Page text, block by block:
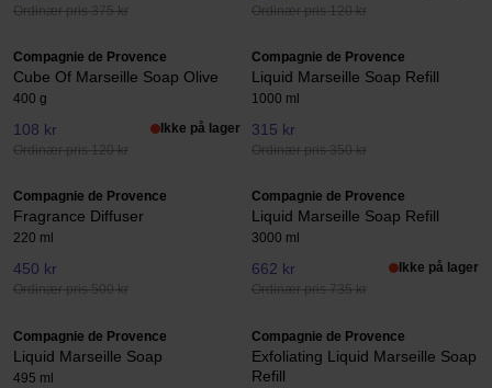
Ordinær pris 375 kr Ordinær pris 120 kr
Compagnie de Provence
Cube Of Marseille Soap Olive
400 g
108 kr
Ordinær pris 120 kr
Ikke på lager
Compagnie de Provence
Liquid Marseille Soap Refill
1000 ml
315 kr
Ordinær pris 350 kr
Compagnie de Provence
Fragrance Diffuser
220 ml
450 kr
Ordinær pris 500 kr
Compagnie de Provence
Liquid Marseille Soap Refill
3000 ml
662 kr
Ordinær pris 735 kr
Ikke på lager
Compagnie de Provence
Liquid Marseille Soap
495 ml
Compagnie de Provence
Exfoliating Liquid Marseille Soap
Refill